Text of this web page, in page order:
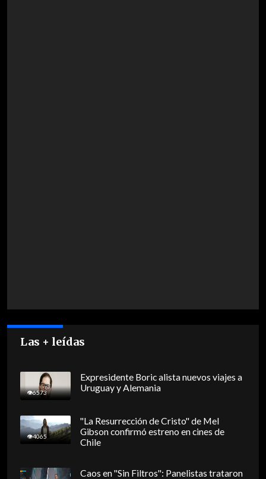
Las + leídas
6573
Expresidente Boric alista nuevos viajes a
Uruguay y Alemania
4065
"La Resurrección de Cristo" de Mel
Gibson confirmó estreno en cines de
Chile
Caos en "Sin Filtros": Panelistas trataron